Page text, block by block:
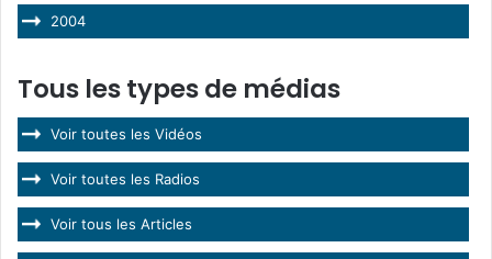
2004
Tous les types de médias
Voir toutes les Vidéos
Voir toutes les Radios
Voir tous les Articles